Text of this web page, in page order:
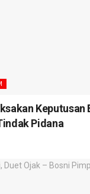
Keputusan
Pidana